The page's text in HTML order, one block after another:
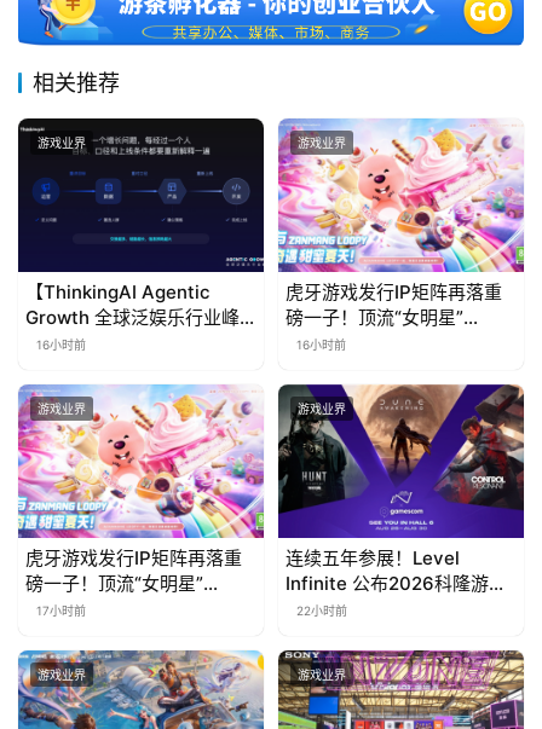
相关推荐
游戏业界
【ThinkingAI Agentic
Growth 全球泛娱乐行业峰
会】Agent 时代，人到底负
16小时前
游戏业界
虎牙游戏发行IP矩阵再落重
磅一子！顶流“女明星”
ZANMANG LOOPY 正版3D
曝光
16小时前
游戏业界
虎牙游戏发行IP矩阵再落重
磅一子！顶流“女明星”
ZANMANG LOOPY 正版3D
曝光
17小时前
游戏业界
连续五年参展！Level
Infinite 公布2026科隆游戏
展产品阵容
22小时前
游戏业界 游戏业界